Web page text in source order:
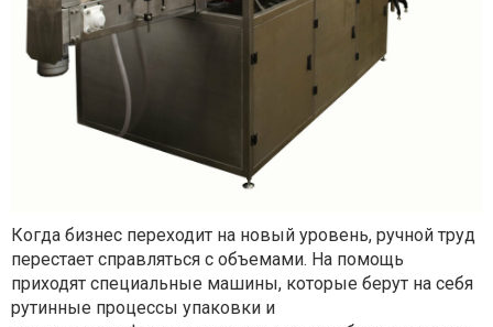
Когда бизнес переходит на новый уровень, ручной труд
перестает справляться с объемами. На помощь
приходят специальные машины, которые берут на себя
рутинные процессы упаковки и